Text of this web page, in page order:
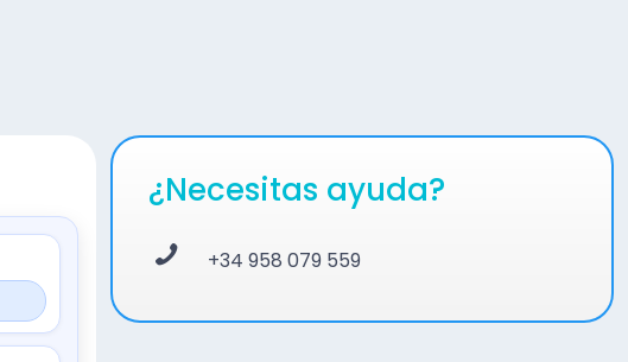
¿Necesitas ayuda?
+34 958 079 559